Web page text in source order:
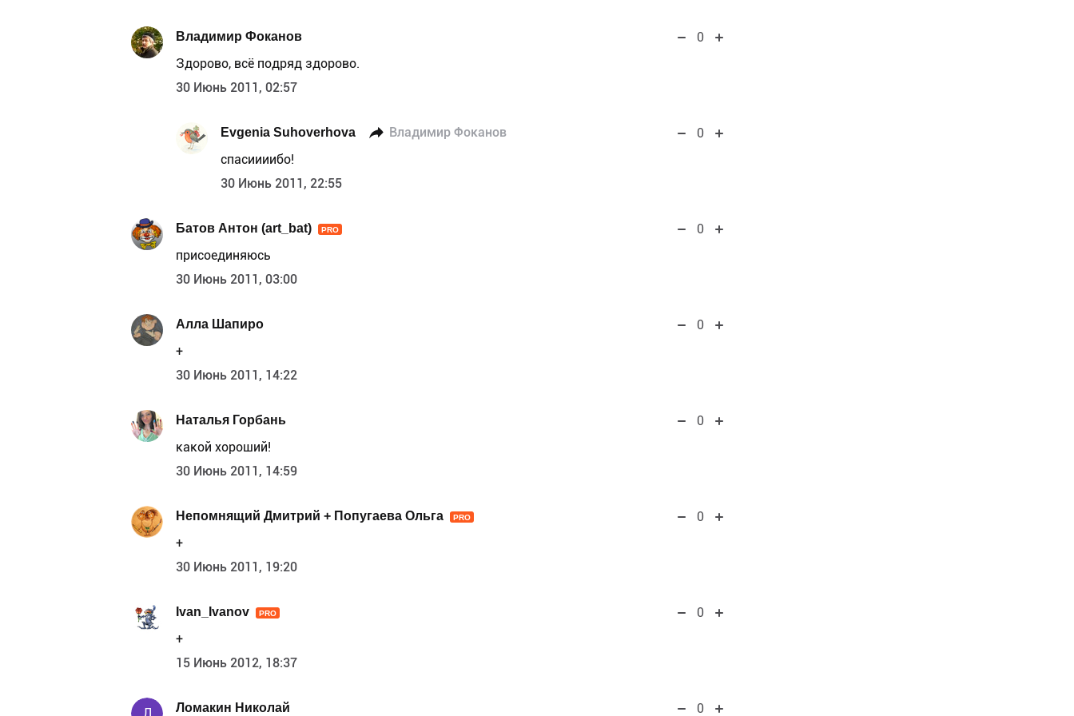
Владимир Фоканов
0
Здорово, всё подряд здорово.
30 Июнь 2011, 02:57
Evgenia Suhoverhova Владимир Фоканов
0
спасиииибо!
30 Июнь 2011, 22:55
Батов Антон (art_bat) PRO
0
присоединяюсь
30 Июнь 2011, 03:00
Алла Шапиро
0
+
30 Июнь 2011, 14:22
Наталья Горбань
0
какой хороший!
30 Июнь 2011, 14:59
Непомнящий Дмитрий + Попугаева Ольга PRO
0
+
30 Июнь 2011, 19:20
Ivan_Ivanov PRO
0
+
15 Июнь 2012, 18:37
Ломакин Николай 0